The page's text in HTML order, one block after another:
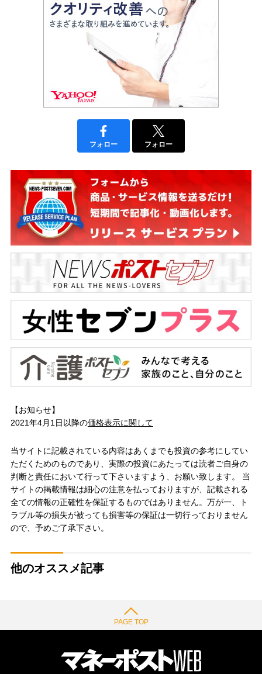
フォロー フォロー
【お知らせ】
2021年4月1日以降の価格表示に関して
当サイトに記載されている内容はあくまでも投資の参考にしてい
ただくためのものであり、実際の投資にあたっては読者ご自身の
判断と責任において行って下さいますよう、お願い致します。 当
サイトの掲載情報は細心の注意を払っておりますが、記載される
全ての情報の正確性を保証するものではありません。万が一、ト
ラブル等の損失が被っても損害等の保証は一切行っておりません
ので、予めご了承下さい。
他のオススメ記事
PAGE TOP